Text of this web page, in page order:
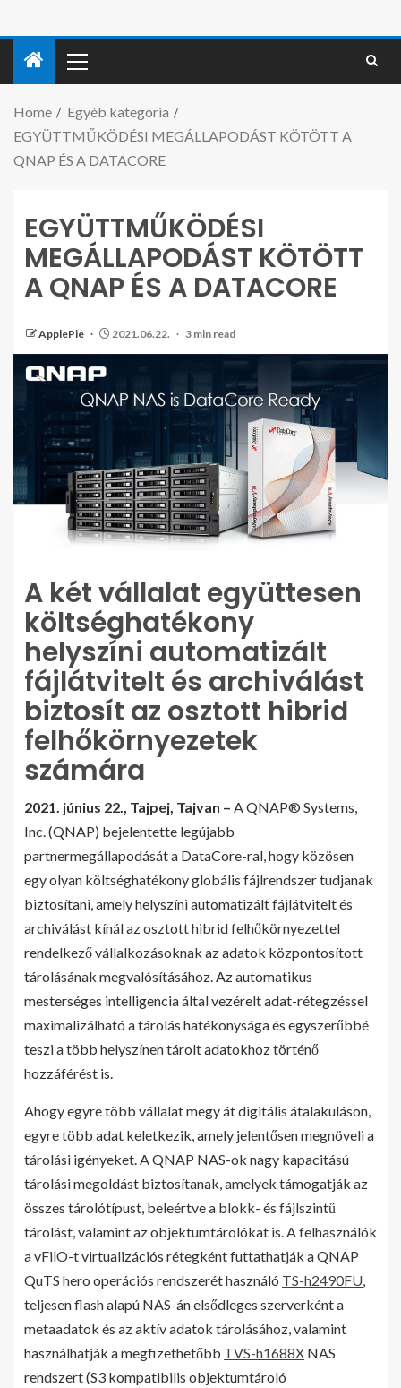
Home
Egyéb kategória
EGYÜTTMŰKÖDÉSI MEGÁLLAPODÁST KÖTÖTT A
QNAP ÉS A DATACORE
EGYÜTTMŰKÖDÉSI
MEGÁLLAPODÁST KÖTÖTT
A QNAP ÉS A DATACORE
ApplePie 2021.06.22. 3 min read
A két vállalat együttesen
költséghatékony
helyszíni automatizált
fájlátvitelt és archiválást
biztosít az osztott hibrid
felhőkörnyezetek
számára
2021. június 22., Tajpej, Tajvan – A QNAP® Systems,
Inc. (QNAP) bejelentette legújabb
partnermegállapodását a DataCore-ral, hogy közösen
egy olyan költséghatékony globális fájlrendszer tudjanak
biztosítani, amely helyszíni automatizált fájlátvitelt és
archiválást kínál az osztott hibrid felhőkörnyezettel
rendelkező vállalkozásoknak az adatok központosított
tárolásának megvalósításához. Az automatikus
mesterséges intelligencia által vezérelt adat-rétegzéssel
maximalizálható a tárolás hatékonysága és egyszerűbbé
teszi a több helyszínen tárolt adatokhoz történő
hozzáférést is.
Ahogy egyre több vállalat megy át digitális átalakuláson,
egyre több adat keletkezik, amely jelentősen megnöveli a
tárolási igényeket. A QNAP NAS-ok nagy kapacitású
tárolási megoldást biztosítanak, amelyek támogatják az
összes tárolótípust, beleértve a blokk- és fájlszintű
tárolást, valamint az objektumtárolókat is. A felhasználók
a vFilO-t virtualizációs rétegként futtathatják a QNAP
QuTS hero operációs rendszerét használó TS-h2490FU,
teljesen flash alapú NAS-án elsődleges szerverként a
metaadatok és az aktív adatok tárolásához, valamint
használhatják a megfizethetőbb TVS-h1688X NAS
rendszert (S3 kompatibilis objektumtároló